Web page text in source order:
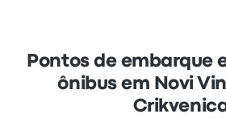
Pontos de embarque
ônibus em Novi